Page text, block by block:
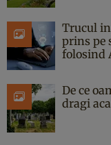
Trucul
prins pe
folosind
De ce
dragi